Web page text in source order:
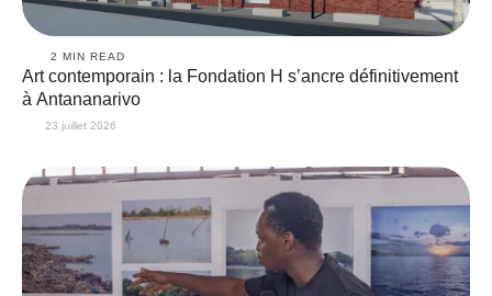
2 MIN READ
Art contemporain : la Fondation H s’ancre définitivement
à Antananarivo
23 juillet 2026